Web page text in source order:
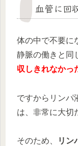
血管に回
体の中で不要に
静脈の働きと同
収しきれなかっ
ですからリンパ
は、非常に大切
そのため、
リン